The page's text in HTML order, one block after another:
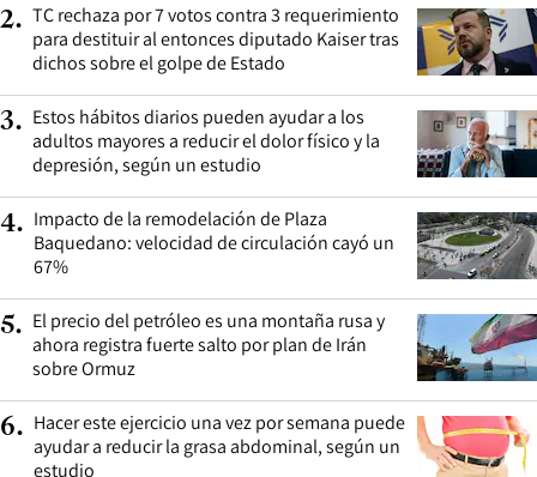
2. TC rechaza por 7 votos contra 3 requerimiento
para destituir al entonces diputado Kaiser tras
dichos sobre el golpe de Estado
3. Estos hábitos diarios pueden ayudar a los
adultos mayores a reducir el dolor físico y la
depresión, según un estudio
4. Impacto de la remodelación de Plaza
Baquedano: velocidad de circulación cayó un
67%
5. El precio del petróleo es una montaña rusa y
ahora registra fuerte salto por plan de Irán
sobre Ormuz
6. Hacer este ejercicio una vez por semana puede
ayudar a reducir la grasa abdominal, según un
estudio